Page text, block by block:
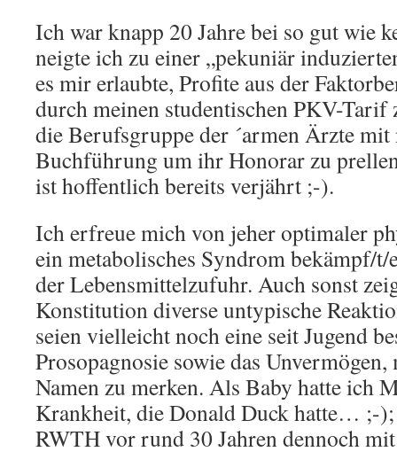
Ich war knapp 20 Jahre bei so gut wie
neigte ich zu einer „pekuniär
es mir erlaubte, Profite aus der
durch meinen studentischen PKV-Tarif
die Berufsgruppe der ´armen Ärzte mit
Buchführung um ihr Honorar zu
ist hoffentlich bereits verjährt ;-).
Ich erfreue mich von jeher optimaler
ein metabolisches Syndrom bekämpf/
der Lebensmittelzufuhr. Auch sonst
Konstitution diverse untypische
seien vielleicht noch eine seit Jugend
Prosopagnosie sowie das
Namen zu merken. Als Baby hatte ich
Krankheit, die Donald Duck hatte… ;-
RWTH vor rund 30 Jahren dennoch